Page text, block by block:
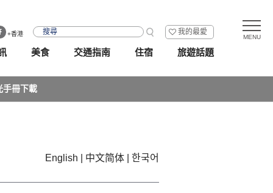
+香港 我的最愛
美食 交通指南 住宿 旅遊話題
手冊下載
English 中文简体 한국어